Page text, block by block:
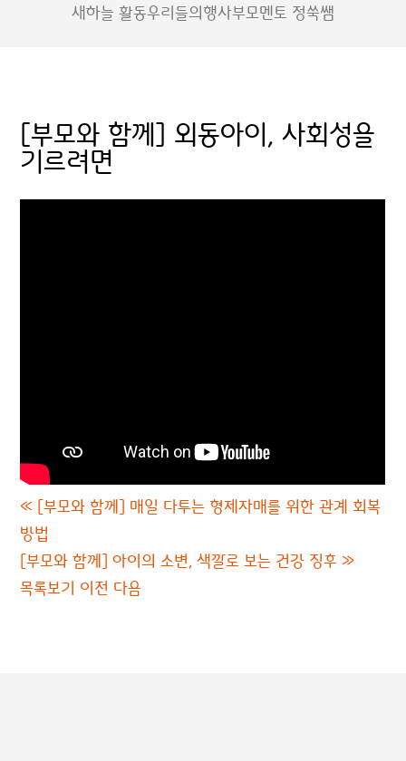
새하늘 활동우리들의행사부모멘토 정쑥쌤
[부모와 함께] 외동아이, 사회성을
기르려면
« [부모와 함께] 매일 다투는 형제자매를 위한 관계 회복
방법
[부모와 함께] 아이의 소변, 색깔로 보는 건강 징후 »
목록보기 이전 다음